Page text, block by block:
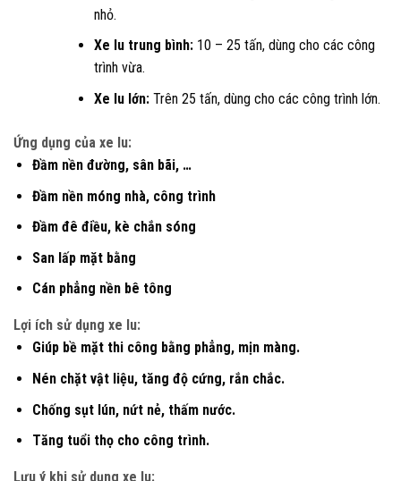
nhỏ.
Xe lu trung bình:10 – 25 tấn, dùng cho các công
trình vừa.
Xe lu lớn:Trên 25 tấn, dùng cho các công trình lớn.
Ứng dụng của xe lu:
Đầm nền đường, sân bãi, …
Đầm nền móng nhà, công trình
Đầm đê điều, kè chắn sóng
San lấp mặt bằng
Cán phẳng nền bê tông
Lợi ích sử dụng xe lu:
Giúp bề mặt thi công bằng phẳng, mịn màng.
Nén chặt vật liệu, tăng độ cứng, rắn chắc.
Chống sụt lún, nứt nẻ, thấm nước.
Tăng tuổi thọ cho công trình.
Lưu ý khi sử dụng xe lu: